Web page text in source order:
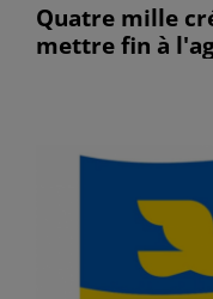
Quatre mille
mettre fin à